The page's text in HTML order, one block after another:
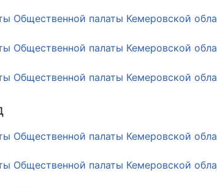
власти
советы по проведению независимой
Общественной палаты Кемеровской
Общественной палаты Кемеровской
Общественной палаты Кемеровской
Общественной палаты Кемеровской
Общественной палаты Кемеровской